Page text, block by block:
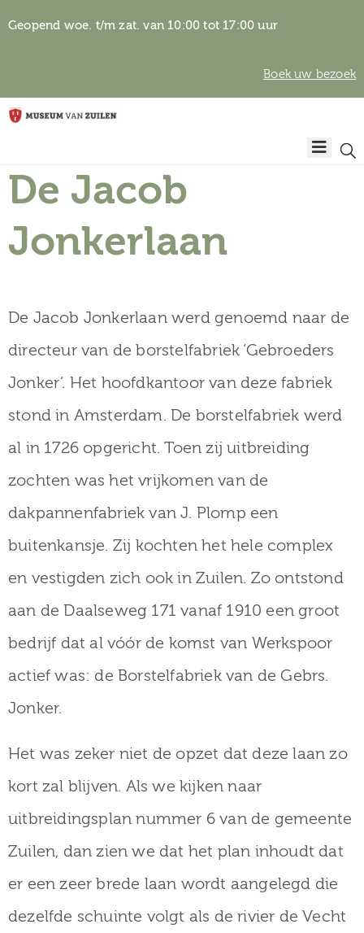
Geopend woe. t/m zat. van 10:00 tot 17:00 uur
Boek uw bezoek
Home
Plan
bezoek
Activiteiten
Verhalen
Collectie
De Jacob
Jonkerlaan
De Jacob Jonkerlaan werd genoemd naar de
directeur van de borstelfabriek ‘Gebroeders
Jonker’. Het hoofdkantoor van deze fabriek
stond in Amsterdam. De borstelfabriek werd
al in 1726 opgericht. Toen zij uitbreiding
zochten was het vrijkomen van de
dakpannenfabriek van J. Plomp een
buitenkansje. Zij kochten het hele complex
en vestigden zich ook in Zuilen. Zo ontstond
aan de Daalseweg 171 vanaf 1910 een groot
bedrijf dat al vóór de komst van Werkspoor
actief was: de Borstelfabriek van de Gebrs.
Jonker.
Het was zeker niet de opzet dat deze laan zo
kort zal blijven. Als we kijken naar
uitbreidingsplan nummer 6 van de gemeente
Zuilen, dan zien we dat het plan inhoudt dat
er een zeer brede laan wordt aangelegd die
dezelfde schuinte volgt als de rivier de Vecht
Algemene
Auteursrechten